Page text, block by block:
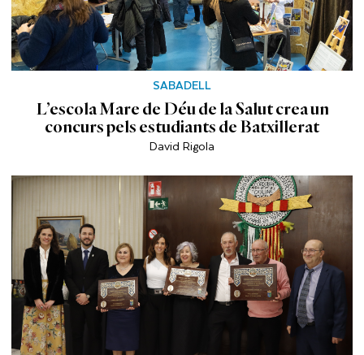
SABADELL
L’escola Mare de Déu de la Salut crea un
concurs pels estudiants de Batxillerat
David Rigola